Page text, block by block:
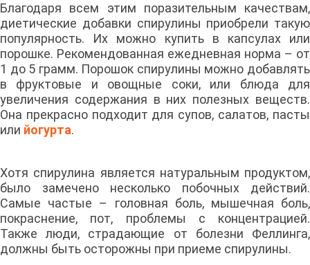
Благодаря всем этим поразительным качествам,
диетические добавки спирулины приобрели такую
популярность. Их можно купить в капсулах или
порошке. Рекомендованная ежедневная норма – от
1 до 5 грамм. Порошок спирулины можно добавлять
в фруктовые и овощные соки, или блюда для
увеличения содержания в них полезных веществ.
Она прекрасно подходит для супов, салатов, пасты
или йогурта.
Хотя спирулина является натуральным продуктом,
было замечено несколько побочных действий.
Самые частые – головная боль, мышечная боль,
покраснение, пот, проблемы с концентрацией.
Также люди, страдающие от болезни Феллинга,
должны быть осторожны при приеме спирулины.